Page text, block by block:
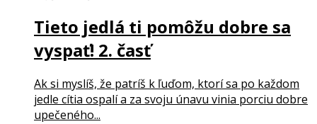
Tieto jedlá ti pomôžu dobre sa
vyspať! 2. časť
Ak si myslíš, že patríš k ľuďom, ktorí sa po každom
jedle cítia ospalí a za svoju únavu vinia porciu dobre
upečeného...